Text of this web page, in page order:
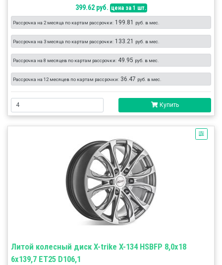
399.62 руб. цена за 1 шт.
Рассрочка на 2 месяца по картам рассрочки: 199.81 руб. в мес.
Рассрочка на 3 месяца по картам рассрочки: 133.21 руб. в мес.
Рассрочка на 8 месяцев по картам рассрочки: 49.95 руб. в мес.
Рассрочка на 12 месяцев по картам рассрочки: 36.47 руб. в мес.
Купить
Литой колесный диск X-trike X-134 HSBFP 8,0x18
6x139,7 ET25 D106,1